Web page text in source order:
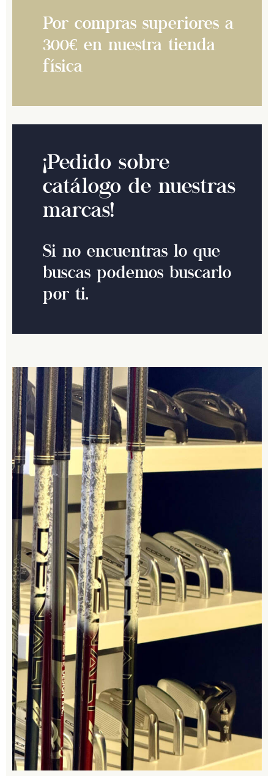
Por compras superiores a
300€ en nuestra tienda
física
¡Pedido sobre
catálogo de nuestras
marcas!
Si no encuentras lo que
buscas podemos buscarlo
por ti.